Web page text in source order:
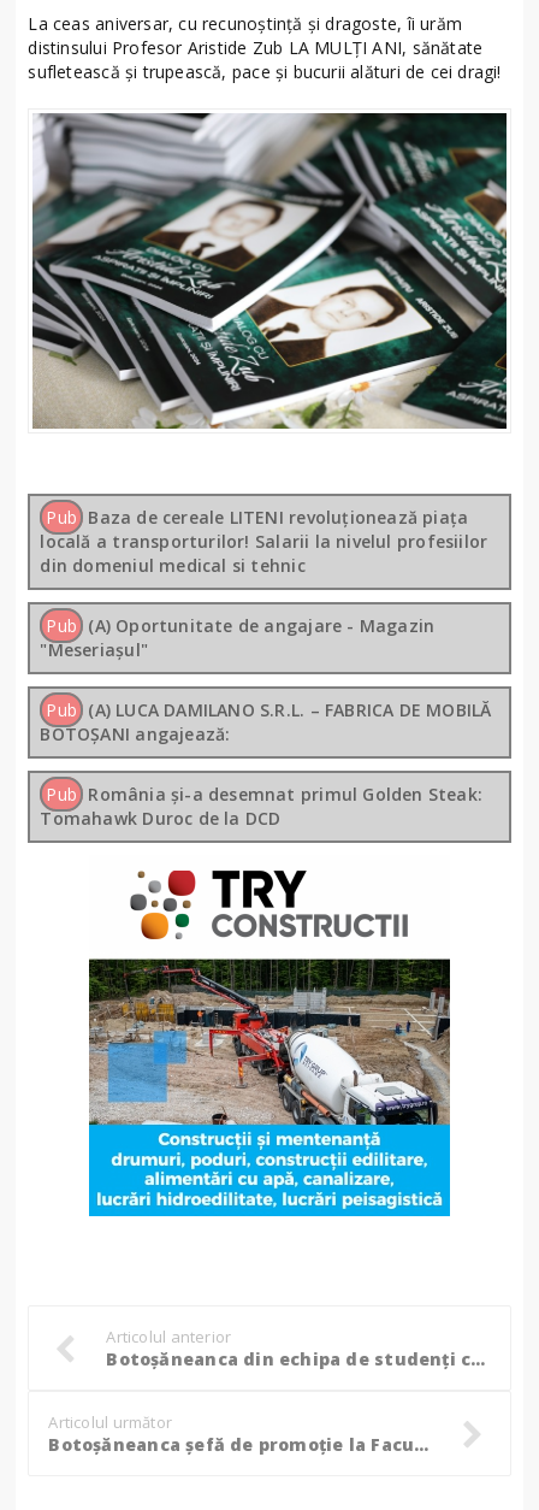
La ceas aniversar, cu recunoștință și dragoste, îi urăm
distinsului Profesor Aristide Zub LA MULȚI ANI, sănătate
sufletească și trupească, pace și bucurii alături de cei dragi!
Pub Baza de cereale LITENI revoluționează piața
locală a transporturilor! Salarii la nivelul profesiilor
din domeniul medical si tehnic
Pub (A) Oportunitate de angajare - Magazin
"Meseriașul"
Pub (A) LUCA DAMILANO S.R.L. – FABRICA DE MOBILĂ
BOTOȘANI angajează:
Pub România și-a desemnat primul Golden Steak:
Tomahawk Duroc de la DCD
Articolul anterior
Botoșăneanca din echipa de studenți care a câștigat, din nou, concursul internațional de poduri metalice din Turcia! (Foto, Video)
Articolul următor
Botoșăneanca șefă de promoție la Facultatea de Construcții și Instalații din Iași „Este o tradiție și o datorie față de locul din care îmi trag rădăcinile”